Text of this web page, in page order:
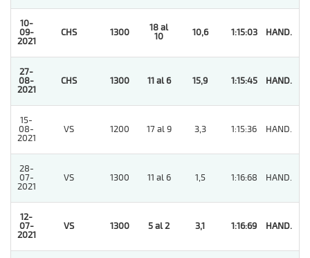
10-
09-
2021
CHS 1300
18 al
10
10,6 1:15:03 HAND.
27-
08-
2021
CHS 1300 11 al 6 15,9 1:15:45 HAND.
15-
08-
2021
VS 1200 17 al 9 3,3 1:15:36 HAND.
28-
07-
2021
VS 1300 11 al 6 1,5 1:16:68 HAND.
12-
07-
2021
VS 1300 5 al 2 3,1 1:16:69 HAND.